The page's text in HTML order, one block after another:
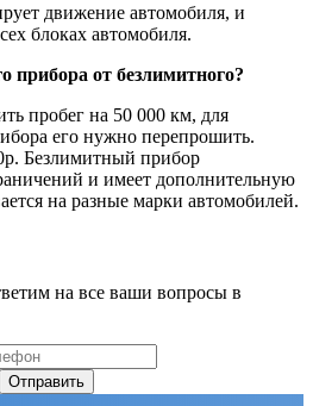
движение автомобиля, и
блоках автомобиля.
прибора от безлимитного?
пробег на 50 000 км, для
его нужно перепрошить.
Безлимитный прибор
и имеет дополнительную
на разные марки автомобилей.
на все ваши вопросы в
Отправить